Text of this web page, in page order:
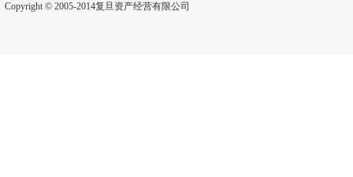
Copyright © 2005-2014复旦资产经营有限公司